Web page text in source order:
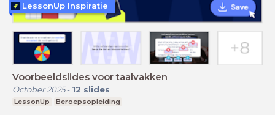
Voorbeeldslides voor taalvakken
October 2025- 12 slides
LessonUp Beroepsopleiding
LessonUp Inspiratie